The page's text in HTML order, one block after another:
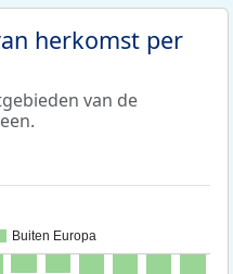
herkomst per
van de
Buiten Europa